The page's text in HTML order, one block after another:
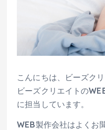
こんにちは、ビーズク
ビーズクリエイトの
に担当しています。
WEB製作会社はよくお